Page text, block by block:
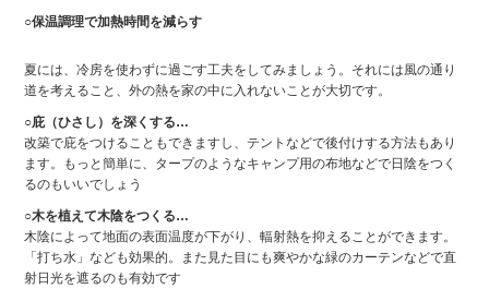
○保温調理で加熱時間を減らす
夏には、冷房を使わずに過ごす工夫をしてみましょう。それには風の通り
道を考えること、外の熱を家の中に入れないことが大切です。
○庇（ひさし）を深くする…
改築で庇をつけることもできますし、テントなどで後付けする方法もあり
ます。もっと簡単に、タープのようなキャンプ用の布地などで日陰をつく
るのもいいでしょう
○木を植えて木陰をつくる…
木陰によって地面の表面温度が下がり、輻射熱を抑えることができます。
「打ち水」なども効果的。また見た目にも爽やかな緑のカーテンなどで直
射日光を遮るのも有効です